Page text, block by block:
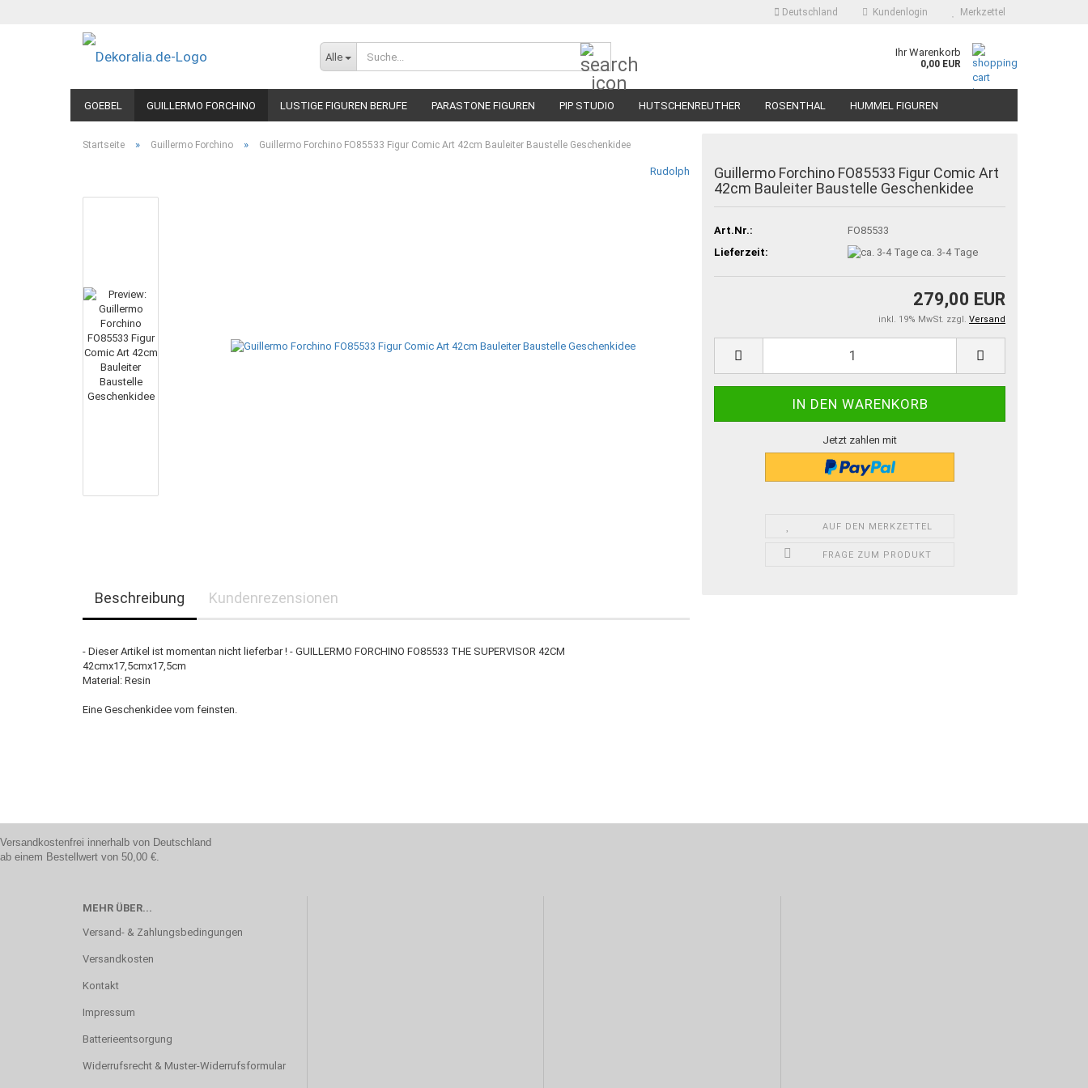
Deutschland Kundenlogin Merkzettel
Alle Ihr Warenkorb
0,00 EUR
GOEBEL GUILLERMO FORCHINO LUSTIGE FIGUREN BERUFE PARASTONE FIGUREN PIP STUDIO HUTSCHENREUTHER ROSENTHAL HUMMEL FIGUREN
Startseite » Guillermo Forchino » Guillermo Forchino FO85533 Figur Comic Art 42cm Bauleiter Baustelle Geschenkidee
Rudolph
Guillermo Forchino FO85533 Figur Comic Art
42cm Bauleiter Baustelle Geschenkidee
Art.Nr.:
FO85533
Lieferzeit:
ca. 3-4 Tage
279,00 EUR
inkl. 19% MwSt. zzgl. Versand
Jetzt zahlen mit
AUF DEN MERKZETTEL
FRAGE ZUM PRODUKT
Beschreibung Kundenrezensionen
- Dieser Artikel ist momentan nicht lieferbar ! - GUILLERMO FORCHINO FO85533 THE SUPERVISOR 42CM
42cmx17,5cmx17,5cm
Material: Resin
Eine Geschenkidee vom feinsten.
Versandkostenfrei innerhalb von Deutschland
ab einem Bestellwert von 50,00 €.
MEHR ÜBER...
Versand- & Zahlungsbedingungen
Versandkosten
Kontakt
Impressum
Batterieentsorgung
Widerrufsrecht & Muster-Widerrufsformular